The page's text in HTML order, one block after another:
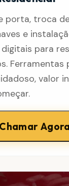
porta, troca
e
para
Ferramentas
valor
Chamar Agora